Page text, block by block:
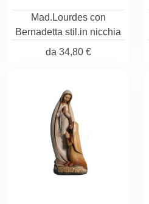
Mad.Lourdes con
Bernadetta stil.in nicchia
da 34,80 €